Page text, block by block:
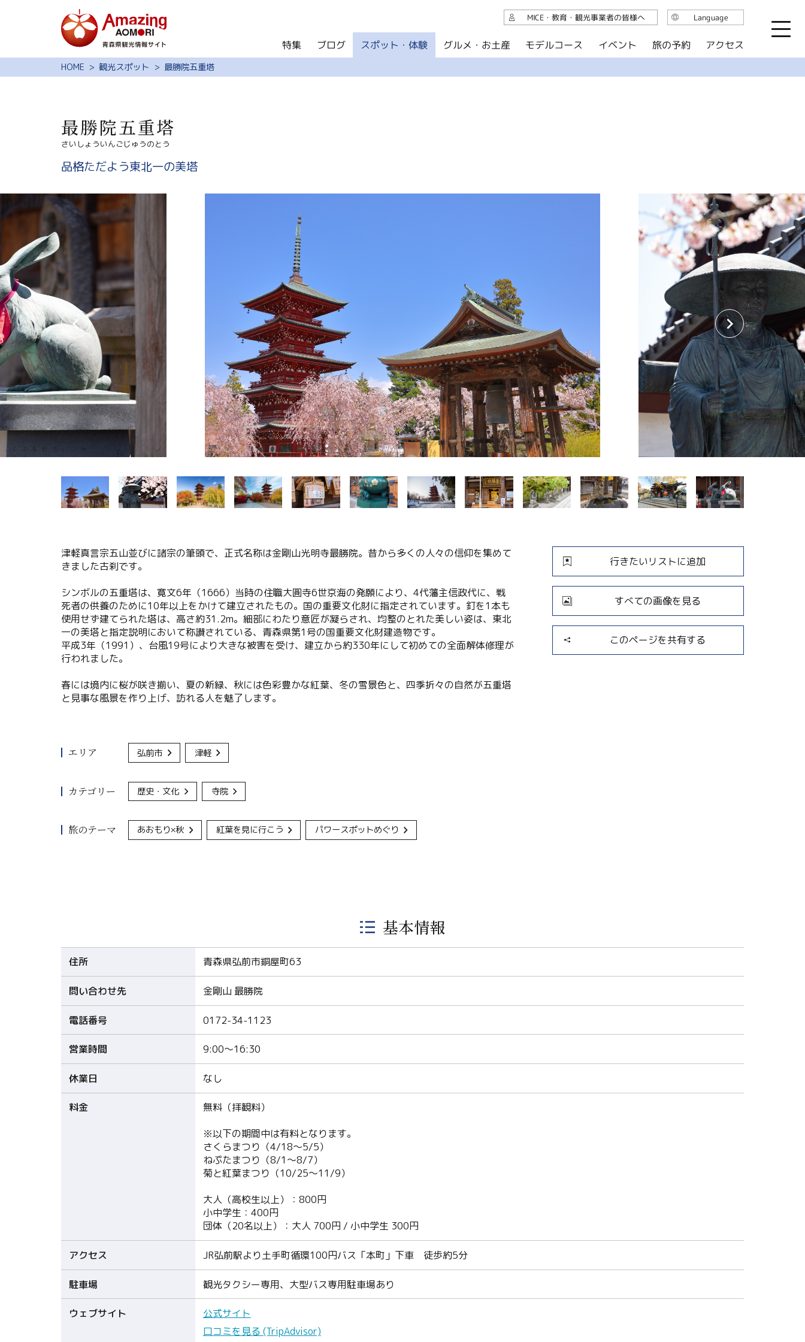
特集
スポット・体験
グルメ・お土産
サイト内検索
共有
简体中文
MICE・教育・観光事業者の皆様へ
HOME 観光スポット 最勝院五重塔
最勝院五重塔
さいしょういんごじゅうのとう
品格ただよう東北一の美塔
津軽真言宗五山並びに諸宗の筆頭で、正式名称は金剛山光明寺最勝院。昔から多くの人々の信仰を集めて
きました古刹です。
シンボルの五重塔は、寛文6年（1666）当時の住職大圓寺6世京海の発願により、4代藩主信政代に、戦
死者の供養のために10年以上をかけて建立されたもの。国の重要文化財に指定されています。釘を1本も
使用せず建てられた塔は、高さ約31.2m。細部にわたり意匠が凝らされ、均整のとれた美しい姿は、東北
一の美塔と指定説明において称讃されている、青森県第1号の国重要文化財建造物です。
平成3年（1991）、台風19号により大きな被害を受け、建立から約330年にして初めての全面解体修理が
行われました。
春には境内に桜が咲き揃い、夏の新緑、秋には色彩豊かな紅葉、冬の雪景色と、四季折々の自然が五重塔
と見事な風景を作り上げ、訪れる人を魅了します。
行きたいリストに追加
すべての画像を見る
このページを共有する
エリア 弘前市 津軽
カテゴリー 歴史・文化 寺院
旅のテーマ あおもり×秋 紅葉を見に行こう パワースポットめぐり
基本情報
住所 青森県弘前市銅屋町63
問い合わせ先 金剛山 最勝院
電話番号 0172-34-1123
営業時間 9:00～16:30
休業日 なし
料金
無料（拝観料）
※以下の期間中は有料となります。
さくらまつり（4/18～5/5）
ねぷたまつり（8/1～8/7）
菊と紅葉まつり（10/25～11/9）
大人（高校生以上）：800円
小中学生：400円
団体（20名以上）：大人 700円 / 小中学生 300円
アクセス JR弘前駅より土手町循環100円バス「本町」下車 徒歩約5分
駐車場 観光タクシー専用、大型バス専用駐車場あり
ウェブサイト
公式サイト
口コミを見る (TripAdvisor)
特集 ブログ スポット・体験 グルメ・お土産 モデルコース イベント 旅の予約 アクセス
MICE・教育・観光事業者の皆様へ Language
English
简体中文